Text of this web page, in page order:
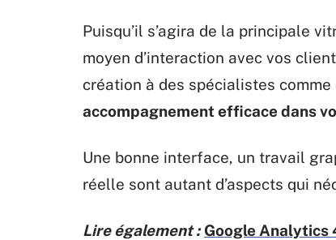
Puisqu’il s’agira de la principale
moyen d’interaction avec vos
création à des spécialistes comme
accompagnement efficace dans
Une bonne interface, un travail
réelle sont autant d’aspects qui
Lire également : Google Analytics